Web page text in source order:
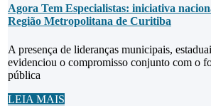
Agora Tem Especialistas: iniciativa
Região Metropolitana de Curitiba
A presença de lideranças municipais,
evidenciou o compromisso conjunto com o
pública
LEIA MAIS